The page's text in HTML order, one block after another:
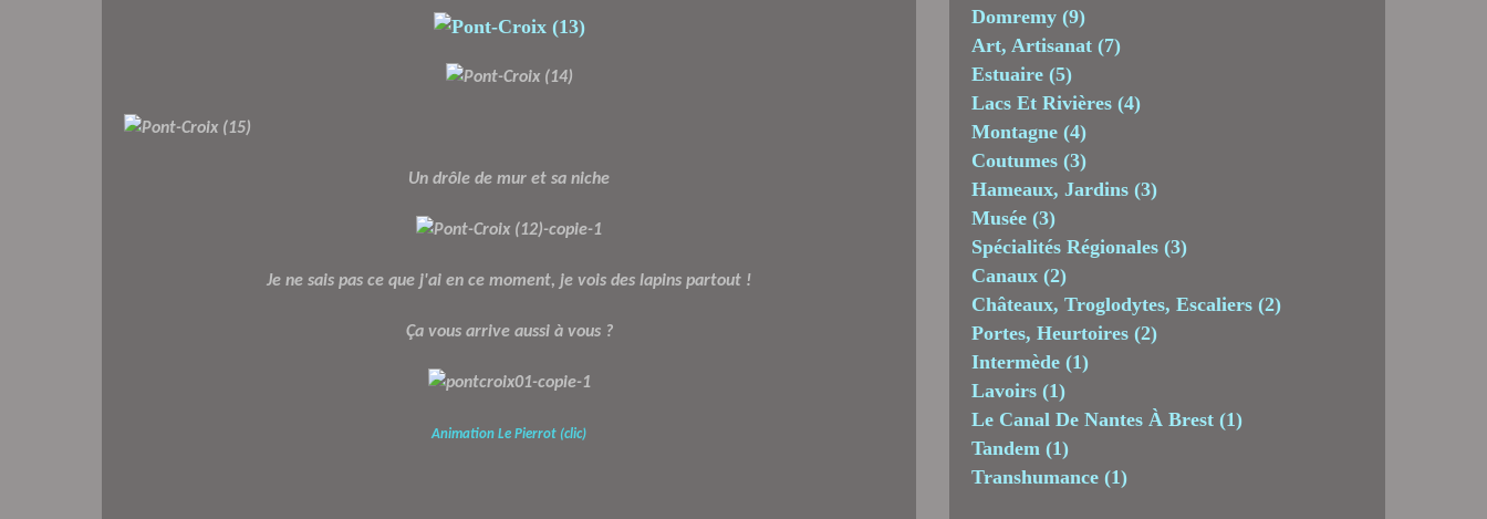
Un drôle de mur et sa niche
Je ne sais pas ce que j'ai en ce moment, je vois des lapins partout !
Ça vous arrive aussi à vous ?
Animation Le Pierrot (clic)
Domremy (9)
Art, Artisanat (7)
Estuaire (5)
Lacs Et Rivières (4)
Montagne (4)
Coutumes (3)
Hameaux, Jardins (3)
Musée (3)
Spécialités Régionales (3)
Canaux (2)
Châteaux, Troglodytes, Escaliers (2)
Portes, Heurtoires (2)
Intermède (1)
Lavoirs (1)
Le Canal De Nantes À Brest (1)
Tandem (1)
Transhumance (1)